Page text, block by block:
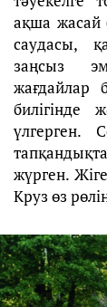
ақша жасай
саудасы,
заңсыз
билігінде
үлгерген.
жүрген.
Круз өз